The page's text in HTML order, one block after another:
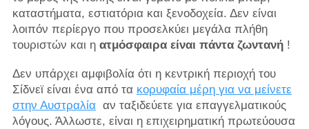
καταστήματα, εστιατόρια και ξενοδοχεία. Δεν είναι
λοιπόν περίεργο που προσελκύει μεγάλα πλήθη
τουριστών και η ατμόσφαιρα είναι πάντα ζωντανή!
Δεν υπάρχει αμφιβολία ότι η κεντρική περιοχή του
Σίδνεϊ είναι ένα από τα κορυφαία μέρη για να μείνετε
στην Αυστραλίααν ταξιδεύετε για επαγγελματικούς
λόγους. Άλλωστε, είναι η επιχειρηματική πρωτεύουσα